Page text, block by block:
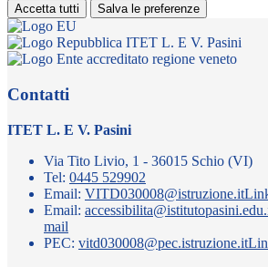
Accetta tutti Salva le preferenze
ITET L. E V. Pasini
Contatti
ITET L. E V. Pasini
Via Tito Livio, 1 - 36015 Schio (VI)
Tel: 0445 529902
Email: VITD030008@istruzione.it
Email:
mail
PEC: vitd030008@pec.istruzione.it